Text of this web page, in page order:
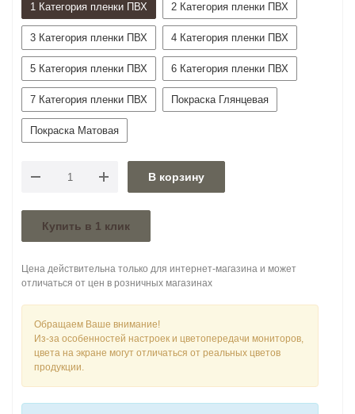
1 Категория пленки ПВХ 2 Категория пленки ПВХ
3 Категория пленки ПВХ 4 Категория пленки ПВХ
5 Категория пленки ПВХ 6 Категория пленки ПВХ
7 Категория пленки ПВХ Покраска Глянцевая
Покраска Матовая
В корзину
Купить в 1 клик
Цена действительна только для интернет-магазина и может
отличаться от цен в розничных магазинах
Обращаем Ваше внимание!
Из-за особенностей настроек и цветопередачи мониторов,
цвета на экране могут отличаться от реальных цветов
продукции.